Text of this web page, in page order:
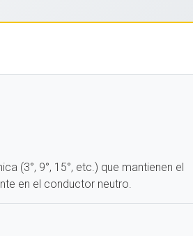
(3°, 9°, 15°, etc.) que mantienen el
en el conductor neutro.